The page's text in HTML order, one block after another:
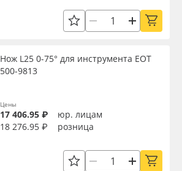
Нож L25 0-75° для инструмента EOT
500-9813
Цены
17 406.95 ₽
юр. лицам
18 276.95 ₽
розница